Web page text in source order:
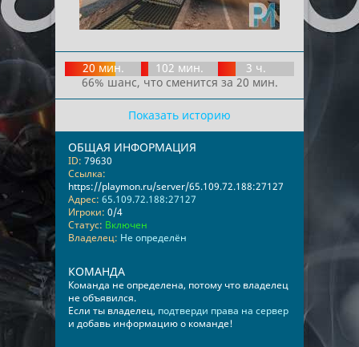
20 мин. 102 мин.
3 ч.
66% шанс, что сменится за 20 мин.
Показать историю
ОБЩАЯ ИНФОРМАЦИЯ
ID: 79630
Ссылка:
https://playmon.ru/server/65.109.72.188:27127
Адрес: 65.109.72.188:27127
Игроки: 0/4
Статус: Включен
Владелец: Не определён
КОМАНДА
Команда не определена, потому что владелец
не объявился.
Если ты владелец, подтверди права на сервер
и добавь информацию о команде!